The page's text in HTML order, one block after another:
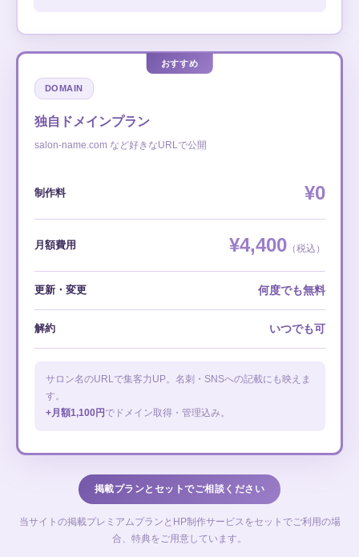
DOMAIN
独自ドメインプラン
salon-name.com など好きなURLで公開
制作料 ¥0
月額費用 ¥4,400（税込）
更新・変更 何度でも無料
解約 いつでも可
サロン名のURLで集客力UP。名刺・SNSへの記載にも映えま
す。
+月額1,100円でドメイン取得・管理込み。
掲載プランとセットでご相談ください
当サイトの掲載プレミアムプランとHP制作サービスをセットでご利用の場
合、特典をご用意しています。